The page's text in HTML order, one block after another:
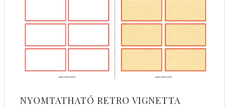
NYOMTATHATÓ RETRO VIGNETTA